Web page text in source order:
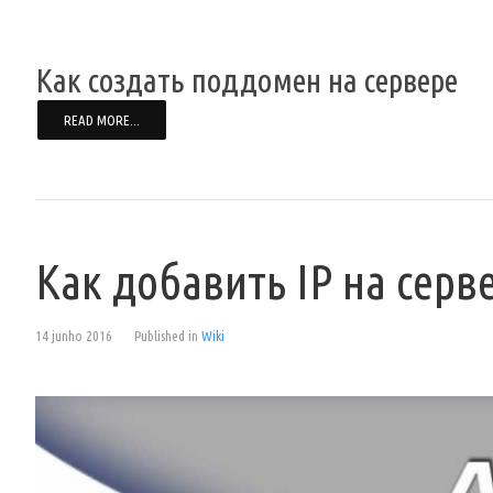
Как создать поддомен на сервере
READ MORE...
Как добавить IP на
14 junho 2016 Published in Wiki